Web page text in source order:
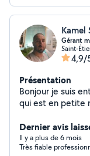
Kamel
Gérant
Saint-
4,9/
Présentation
Bonjour je suis
qui est en petite
intérieur de votre
en
Dernier avis
Il y a plus de 6 mois
Très fiable